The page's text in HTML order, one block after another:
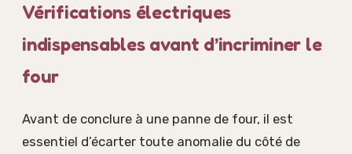
Vérifications électriques
indispensables avant d’incriminer le
four
Avant de conclure à une panne de four, il est
essentiel d’écarter toute anomalie du côté de